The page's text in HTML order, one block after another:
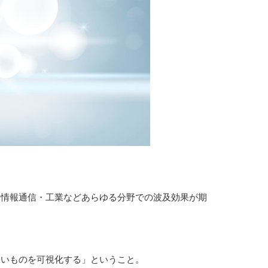
報通信・工業などあらゆる分野での波及効果が期
ものを可視化する」ということ。